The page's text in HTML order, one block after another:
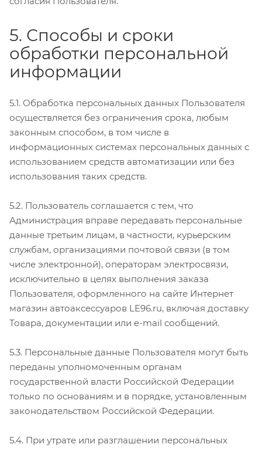
5. Способы и сроки
обработки персональной
информации
5.1. Обработка персональных данных Пользователя
осуществляется без ограничения срока, любым
законным способом, в том числе в
информационных системах персональных данных с
использованием средств автоматизации или без
использования таких средств.
5.2. Пользователь соглашается с тем, что
Администрация вправе передавать персональные
данные третьим лицам, в частности, курьерским
службам, организациями почтовой связи (в том
числе электронной), операторам электросвязи,
исключительно в целях выполнения заказа
Пользователя, оформленного на сайте Интернет
магазин автоаксессуаров LE96.ru, включая доставку
Товара, документации или e-mail сообщений.
5.3. Персональные данные Пользователя могут быть
переданы уполномоченным органам
государственной власти Российской Федерации
только по основаниям и в порядке, установленным
законодательством Российской Федерации.
5.4. При утрате или разглашении персональных